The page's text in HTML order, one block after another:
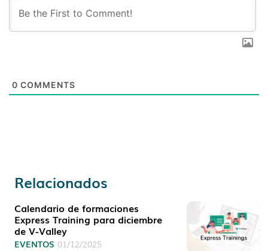
0 COMMENTS
Relacionados
Calendario de formaciones
Express Training para diciembre
de V-Valley
EVENTOS 01/12/2025